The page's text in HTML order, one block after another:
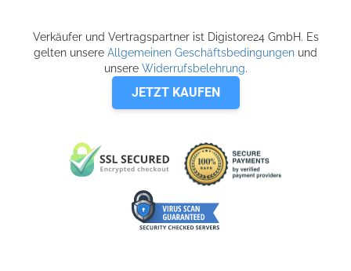
Verkäufer und Vertragspartner ist Digistore24 GmbH. Es
gelten unsere Allgemeinen Geschäftsbedingungen und
unsere Widerrufsbelehrung.
JETZT KAUFEN